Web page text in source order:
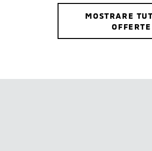
MOSTRARE
OFFERTE